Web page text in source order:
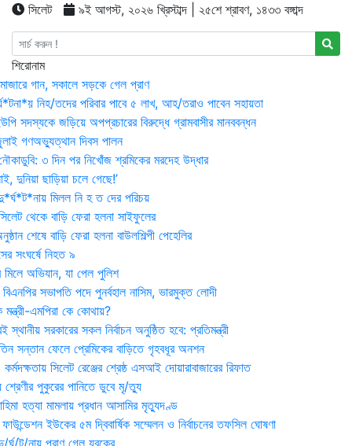
সিলেট ৯ই আগস্ট, ২০২৬ খ্রিস্টাব্দ | ২৫শে শ্রাবণ, ১৪৩৩ বঙ্গাব্দ
শিরোনাম
গান, সকালে সড়কে গেল প্রাণ
নিহ/তদের পরিবার পাবে ৫ লাখ, আহ/তরাও পাবেন সহায়তা
সদস্যকে জড়িয়ে অপপ্রচারের বিরুদ্ধে গ্রামবাসীর মানববন্ধন
গণঅভ্যুত্থান দিবস পালন
৩ দিন পর নিখোঁজ শ্রমিকের মরদেহ উদ্ধার
দুনিয়া ছাড়িয়া চলে গেছে!’
মিলল নি হ ত দের পরিচয়
থেকে বাড়ি ফেরা হলনা সাইফুলের
শেষে বাড়ি ফেরা হলনা বাউলশিল্পী পেহেলির
সংঘর্ষে নিহত ৯
মিলে অভিযান, যা পেল পুলিশ
সভাপতি পদে পুনর্বহাল নাসিম, ভারমুক্ত লোদী
মন্ত্রী-এমপিরা কে কোথায়?
সরকারের সকল নির্বাচন অনুষ্ঠিত হবে: প্রতিমন্ত্রী
সন্তান ফেলে প্রেমিকের বাড়িতে গৃহবধূর অনশন
সিলেট রেঞ্জের শ্রেষ্ঠ এসআই দোয়ারাবাজারের রিফাত
শ্রেণীর পুকুরের পানিতে ডুবে মৃ/ত্যু
হত্যা মামলায় প্রধান আসামির মৃত্যুদণ্ড
ইউকের ৫ম দ্বিবার্ষিক সম্মেলন ও নির্বাচনের তফসিল ঘোষণা
ট/নায় প্রাণ গেল যুবকের